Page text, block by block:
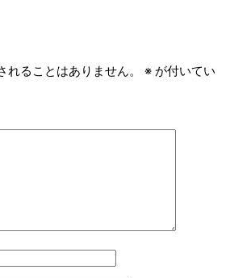
れることはありません。 ※ が付いてい